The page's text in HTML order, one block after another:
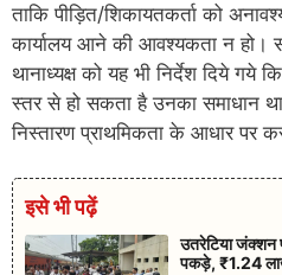
ताकि पीड़ित/शिकायतकर्ता को
कार्यालय आने की आवश्यकता न हो।
थानाध्यक्ष को यह भी निर्देश दिये गये
स्तर से हो सकता है उनका समाधान
निस्तारण प्राथमिकता के आधार पर
इसे भी पढ़ें
उतरेटिया जंक्शन
पकड़े, ₹1.24